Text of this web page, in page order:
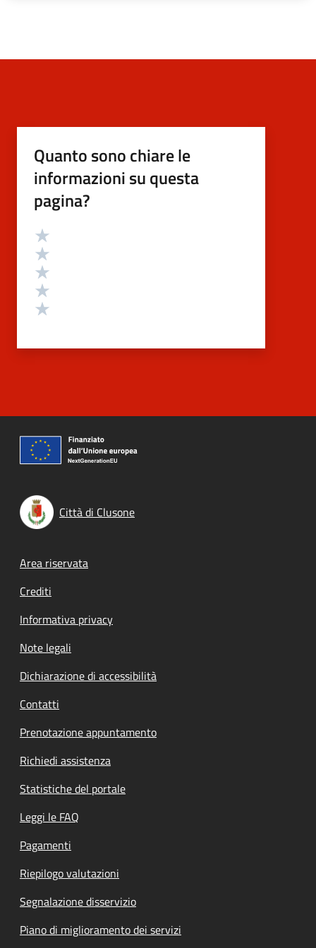
Quanto sono chiare le
informazioni su questa
pagina?
Valutazione
Città di Clusone
Footer menu
Area riservata
Crediti
Informativa privacy
Note legali
Dichiarazione di accessibilità
Contatti
Prenotazione appuntamento
Richiedi assistenza
Statistiche del portale
Leggi le FAQ
Pagamenti
Riepilogo valutazioni
Segnalazione disservizio
Piano di miglioramento dei servizi